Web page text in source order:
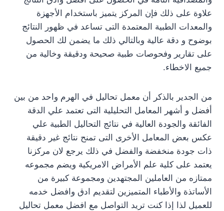
علاوة على ذلك فإن المركز يتميز باستخدام الأجهزة
والمعدات الطبية المعتمدة التى تساعد في ظهور النتائج
بوضوح و دقة عالية وبالتالي ذلك ما يضمن لك الحصول
على تقارير وفحوصات طبية صحيحة ودقيقة وخالية من
جميع الاخطاء.
من الجدير بالذكر أن معمل تحاليل في الهرم واحد من بين
أفضل و أشهر المعامل التحليلية التى تعتمد علي الدقة
الفائقة والجودة العالية في نتائج التحاليل الطبية علي
عكس بعض المعامل الأخرى التى تمنح نتائج غير دقيقة
ذات جودة منخفضة والفضل في ذلك يرجع لان مركزنا
يعتمد على كلية علم الأمراض الامريكية ويضم مجموعه
ممتازه من العاملين المجتهدين ومجموعة كبيرة من
الأساتذة والأطباء المتميزين لتقديم ادق وافضل خدمه
للعميل لذا إذا كنت تريد التواصل مع افضل معمل تحاليل